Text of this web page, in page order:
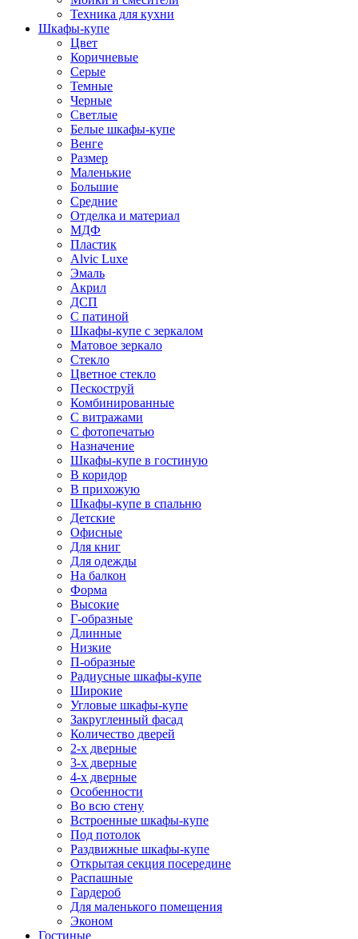
Техника для кухни
Шкафы-купе
Цвет
Коричневые
Серые
Темные
Черные
Светлые
Белые шкафы-купе
Венге
Размер
Маленькие
Большие
Средние
Отделка и материал
МДФ
Пластик
Alvic Luxe
Эмаль
Акрил
ДСП
С патиной
Шкафы-купе с зеркалом
Матовое зеркало
Стекло
Цветное стекло
Пескоструй
Комбинированные
С витражами
С фотопечатью
Назначение
Шкафы-купе в гостиную
В коридор
В прихожую
Шкафы-купе в спальню
Детские
Офисные
Для книг
Для одежды
На балкон
Форма
Высокие
Г-образные
Длинные
Низкие
П-образные
Радиусные шкафы-купе
Широкие
Угловые шкафы-купе
Закругленный фасад
Количество дверей
2-х дверные
3-х дверные
4-х дверные
Особенности
Во всю стену
Встроенные шкафы-купе
Под потолок
Раздвижные шкафы-купе
Открытая секция посередине
Распашные
Гардероб
Для маленького помещения
Эконом
Гостиные